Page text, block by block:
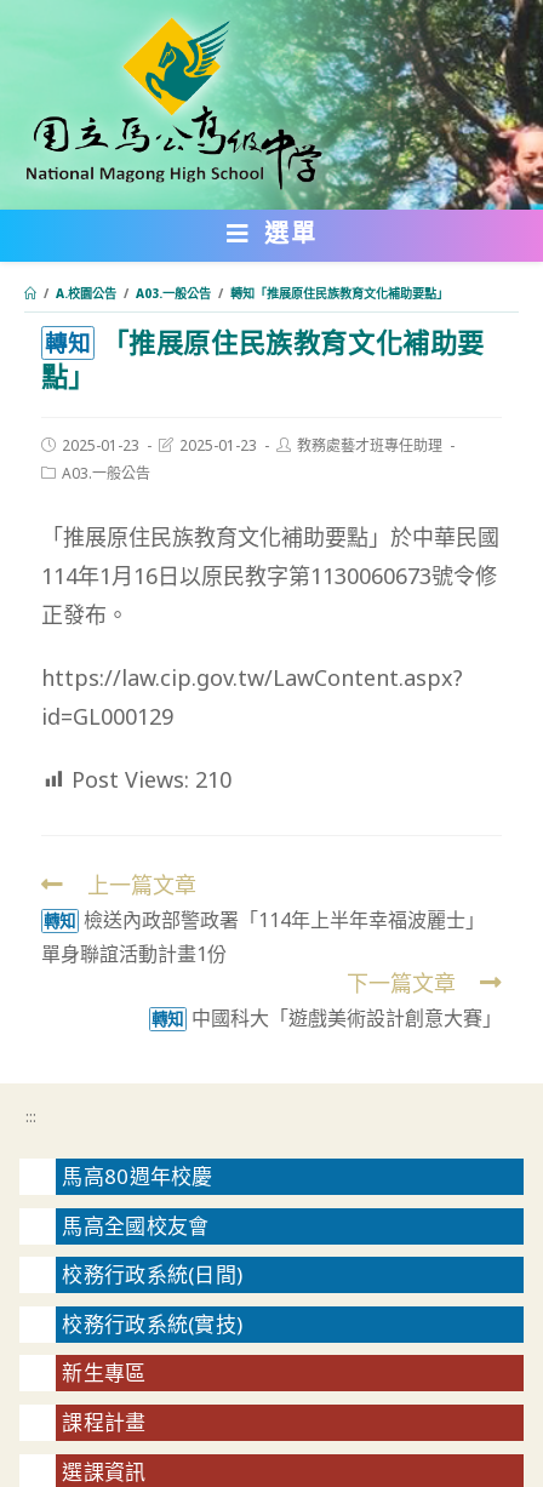
內
選單
/ A.校園公告 / A03.一般公告 / 轉知「推展原住民族教育文化補助要點」
轉知
「推展原住民族教育文化補助要
點」
Post
published:
2025-01-23
Post2025-01-23
Post教務處藝才班專任助理
PostA03.一般公告
「推展原住民族教育文化補助要點」於中華民國
114年1月16日以原民教字第1130060673號令修
正發布。
https://law.cip.gov.tw/LawContent.aspx?
id=GL000129
Post Views: 210
Read
more
articles
上一篇文章
轉知 檢送內政部警政署「114年上半年幸福波麗士」
單身聯誼活動計畫1份
下一篇文章
轉知 中國科大「遊戲美術設計創意大賽」
:::
馬高80週年校慶
馬高全國校友會
校務行政系統(日間)
校務行政系統(實技)
新生專區
課程計畫
選課資訊